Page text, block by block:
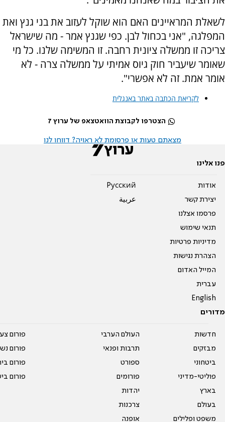
לשאלת המראיינים האם הוא שוקל לעזוב את בני גנץ ואת
המפלגה, "אני בכחול לבן. כפי שגנץ אמר - מה שישראל
צריכה זו ממשלה ציונית רחבה. זו המשימה שלנו. כל מי
שאומר שיעביר חוק גיוס אמיתי על ממשלה צרה - לא
אומר אמת. זה לא אפשרי".
לקריאת הכתבה באתר באנגלית
הצטרפו לקבוצת הוואטצאפ של ערוץ 7
מצאתם טעות או פרסומת לא ראויה? דווחו לנו
פנו אלינו
אודות
יצירת קשר
פרסמו אצלנו
תנאי שימוש
מדיניות פרטיות
הצהרת נגישות
המייל האדום
עברית
English
Pусский
عربية
מדורים
חדשות
מבזקים
ביטחוני
פוליטי-מדיני
בארץ
בעולם
משפט ופלילים
העולם הערבי
תרבות ופנאי
ספורט
פורומים
יהדות
צרכנות
אופנה
פורום
פורום
פורום
פורום